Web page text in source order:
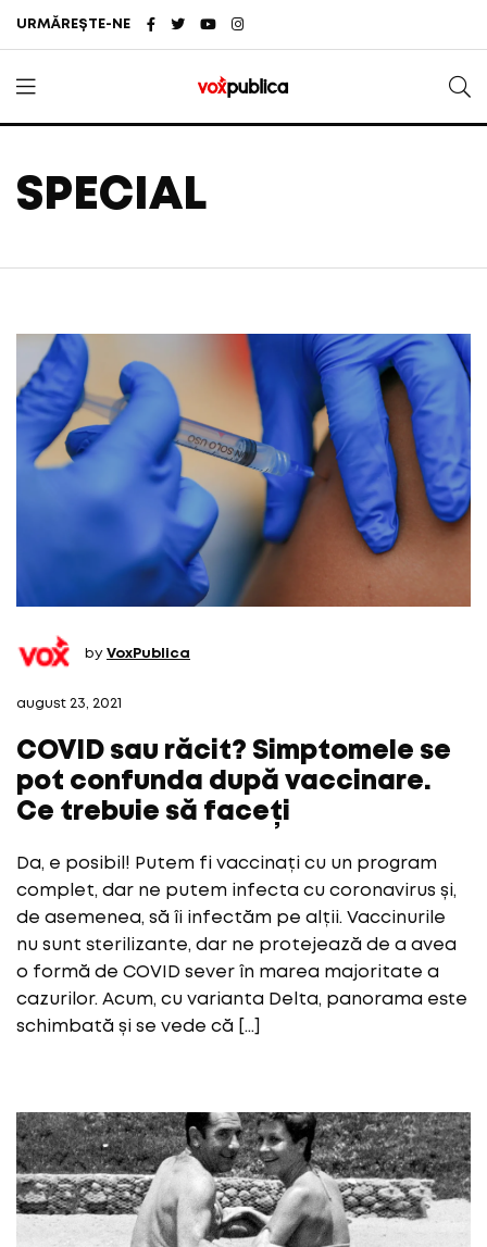
URMĂREȘTE-NE
SPECIAL
by VoxPublica
august 23, 2021
COVID sau răcit? Simptomele se
pot confunda după vaccinare.
Ce trebuie să faceți
Da, e posibil! Putem fi vaccinați cu un program
complet, dar ne putem infecta cu coronavirus și,
de asemenea, să îi infectăm pe alții. Vaccinurile
nu sunt sterilizante, dar ne protejează de a avea
o formă de COVID sever în marea majoritate a
cazurilor. Acum, cu varianta Delta, panorama este
schimbată și se vede că […]